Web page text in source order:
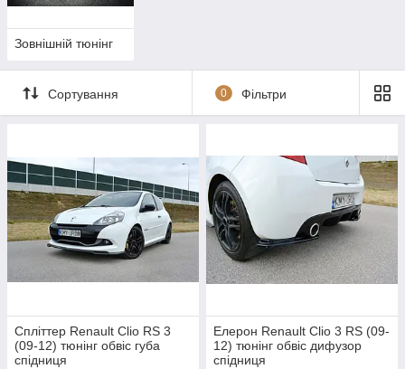
Зовнішній тюнінг
Сортування 0 Фільтри
Спліттер Renault Clio RS 3
(09-12) тюнінг обвіс губа
спідниця
Елерон Renault Clio 3 RS (09-
12) тюнінг обвіс дифузор
спідниця